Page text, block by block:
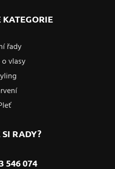
řady
o vlasy
RADY?
546 074